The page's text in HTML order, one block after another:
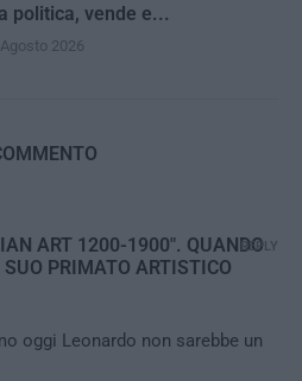
politica, vende e...
2026
ART 1200-1900". QUANDO
PRIMATO ARTISTICO
oggi Leonardo non sarebbe un
REPLY